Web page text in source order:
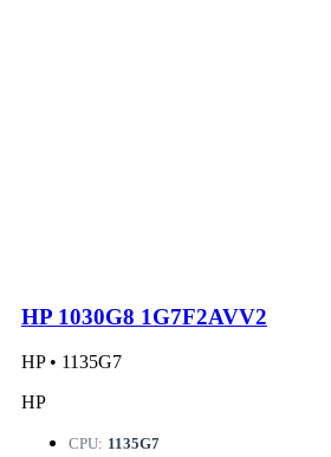
HP 1030G8 1G7F2AVV2
HP • 1135G7
HP
CPU: 1135G7